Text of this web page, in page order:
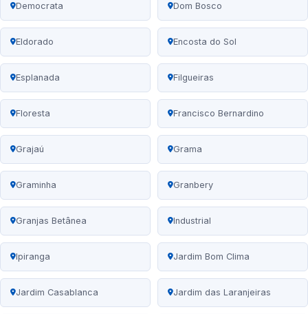
Democrata Dom Bosco
Eldorado Encosta do Sol
Esplanada Filgueiras
Floresta Francisco Bernardino
Grajaú Grama
Graminha Granbery
Granjas Betânea Industrial
Ipiranga Jardim Bom Clima
Jardim Casablanca Jardim das Laranjeiras